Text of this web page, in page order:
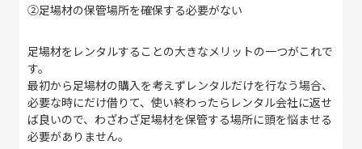
②足場材の保管場所を確保する必要がない
足場材をレンタルすることの大きなメリットの一つがこれで
す。
最初から足場材の購入を考えずレンタルだけを行なう場合、
必要な時にだけ借りて、使い終わったらレンタル会社に返せ
ば良いので、わざわざ足場材を保管する場所に頭を悩ませる
必要がありません。